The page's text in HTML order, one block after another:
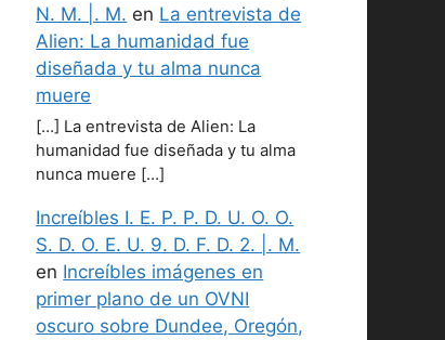
N. M. |. M. en La entrevista de
Alien: La humanidad fue
diseñada y tu alma nunca
muere
[…] La entrevista de Alien: La
humanidad fue diseñada y tu alma
nunca muere […]
Increíbles I. E. P. P. D. U. O. O.
S. D. O. E. U. 9. D. F. D. 2. |. M.
en Increíbles imágenes en
primer plano de un OVNI
oscuro sobre Dundee, Oregón,